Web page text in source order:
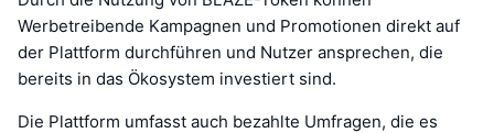
Werbetreibende Kampagnen und Promotionen direkt auf
der Plattform durchführen und Nutzer ansprechen, die
bereits in das Ökosystem investiert sind.
Die Plattform umfasst auch bezahlte Umfragen, die es